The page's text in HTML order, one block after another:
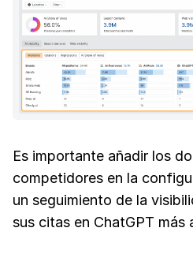
Es importante añadir los
competidores en la
un seguimiento de la
sus citas en ChatGPT más